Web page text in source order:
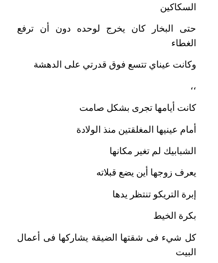
السكاكين
حتى البخار كان يخرج لوحده دون أن ترفع
الغطاء
وكانت عيناي تتسع فوق قدرتي على الدهشة
،،
كانت أيامها تجرى بشكل صامت
أمام عينيها المغلقتين منذ الولادة
الشبابيك لم تغير مكانها
يعرف زوجها أين يضع قبلاته
إبرة التريكو تنتظر يدها
بكرة الخيط
كل شيء فى شقتها الضيقة يشاركها فى أعمال
البيت